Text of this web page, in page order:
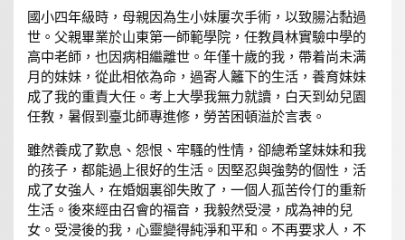
國小四年級時，母親因為生小妹屢次手術，以致腸沾黏過
世。父親畢業於山東第一師範學院，任教員林實驗中學的
高中老師，也因病相繼離世。年僅十歲的我，帶着尚未满
月的妹妹，從此相依為命，過寄人籬下的生活，養育妹妹
成了我的重責大任。考上大學我無力就讀，白天到幼兒園
任教，暑假到臺北師專進修，勞苦困頓溢於言表。
雖然養成了歎息、怨恨、牢騷的性情，卻總希望妹妹和我
的孩子，都能過上很好的生活。因堅忍與強勢的個性，活
成了女強人，在婚姻裏卻失敗了，一個人孤苦伶仃的重新
生活。後來經由召會的福音，我毅然受浸，成為神的兒
女。受浸後的我，心靈變得純淨和平和。不再要求人，不